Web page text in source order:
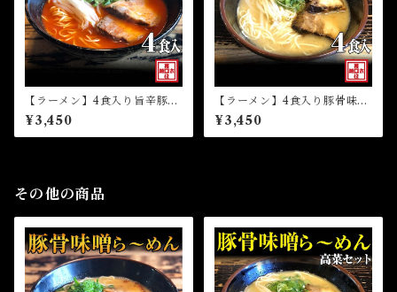
【ラーメン】4食入り旨辛豚骨
ら～めん高菜セット（冷凍）
¥3,450
【ラーメン】4食入り豚骨味噌
ら～めん高菜セット（冷凍）
¥3,450
その他の商品